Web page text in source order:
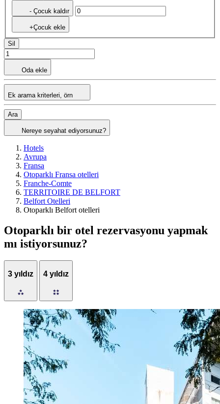
- Çocuk kaldır
+Çocuk ekle
Sil
Oda ekle
Ek arama kriterleri, örn
Ara
Nereye seyahat ediyorsunuz?
Hotels
Avrupa
Fransa
Otoparklı Fransa otelleri
Franche-Comte
TERRITOIRE DE BELFORT
Belfort Otelleri
Otoparklı Belfort otelleri
Otoparklı bir otel rezervasyonu yapmak
mı istiyorsunuz?
3 yıldız 4 yıldız